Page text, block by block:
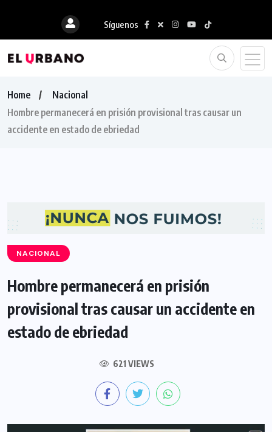
Síguenos
Home
Nacional
Hombre permanecerá en prisión provisional tras causar un
accidente en estado de ebriedad
NACIONAL
Hombre permanecerá en prisión
provisional tras causar un accidente en
estado de ebriedad
621 VIEWS